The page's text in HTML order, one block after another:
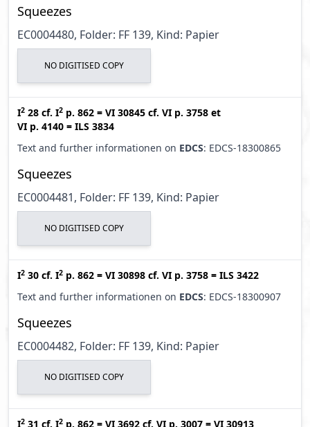
Squeezes
EC0004480, Folder: FF 139, Kind: Papier
NO DIGITISED COPY
I2 28 cf. I2 p. 862 = VI 30845 cf. VI p. 3758 et
VI p. 4140 = ILS 3834
Text and further informationen on EDCS: EDCS-18300865
Squeezes
EC0004481, Folder: FF 139, Kind: Papier
NO DIGITISED COPY
I2 30 cf. I2 p. 862 = VI 30898 cf. VI p. 3758 = ILS 3422
Text and further informationen on EDCS: EDCS-18300907
Squeezes
EC0004482, Folder: FF 139, Kind: Papier
NO DIGITISED COPY
I2 31 cf. I2 p. 862 = VI 3692 cf. VI p. 3007 = VI 30913